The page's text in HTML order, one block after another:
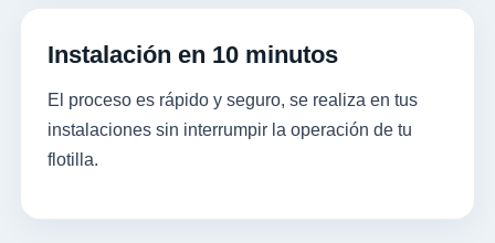
Instalación en 10 minutos
El proceso es rápido y seguro, se realiza en tus
instalaciones sin interrumpir la operación de tu
flotilla.